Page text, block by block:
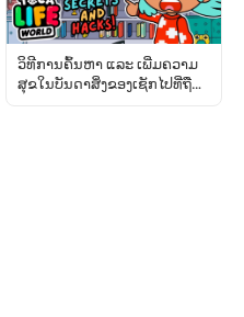
ວິທີການຄົ້ນຫາ ແລະ ເພີ່ມຄວາມ
ສຸຂໃນບັນດາສິ່ງຂອງເຊັກໄປທີ່ຖືກ